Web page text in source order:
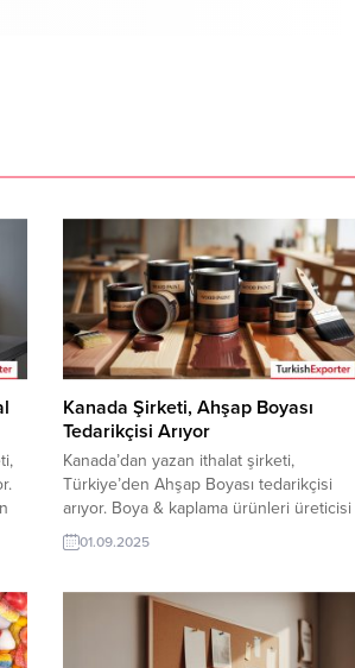
Kanada Şirketi, Ahşap Boyası
Tedarikçisi Arıyor
Kanada’dan yazan ithalat şirketi,
Türkiye’den Ahşap Boyası tedarikçisi
arıyor. Boya & kaplama ürünleri üreticisi
olan Türk şirketler için Kanada’dan gelen
bu talep yeni bir ihracat pazarı olabilir. Bu
VIP üyeleri cevap verebilir. ➤ Talebin
detaylarına buradan ulaşabilirsiniz. Tüm
Ahşap Boya İthalat TalepleriKanada’dan
01.09.2025